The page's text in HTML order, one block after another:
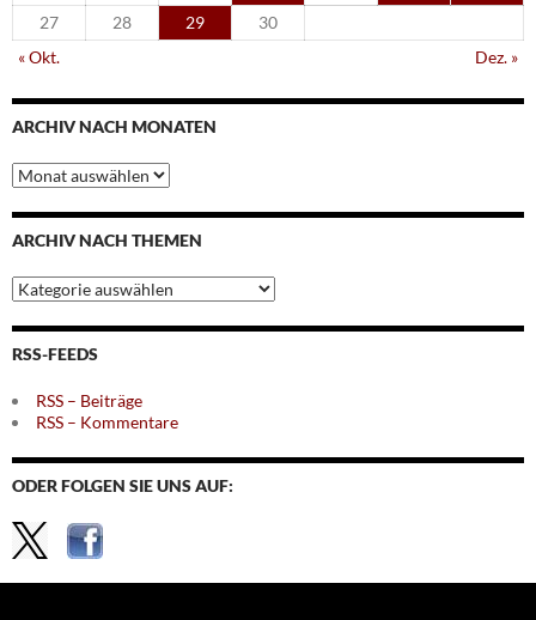
27
28 29
30
« Okt.
Dez. »
ARCHIV NACH MONATEN
Archiv
nach
Monaten
ARCHIV NACH THEMEN
Archiv
nach
Themen
RSS-FEEDS
RSS – Beiträge
RSS – Kommentare
ODER FOLGEN SIE UNS AUF: